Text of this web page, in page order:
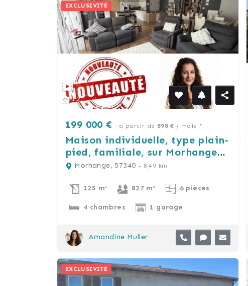
12
EXCLUSIVITÉ
199 000 € à partir de 898 € / mois *
Maison individuelle, type plain-
pied, familiale, sur Morhange
(57340).
Morhange, 57340 - 8,49 km
125 m² 827 m² 6 pièces
4 chambres 1 garage
Amandine Muller
EXCLUSIVITÉ